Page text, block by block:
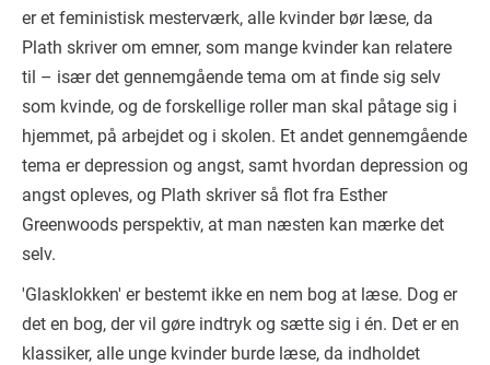
er et feministisk mesterværk, alle kvinder bør læse, da
Plath skriver om emner, som mange kvinder kan relatere
til – især det gennemgående tema om at finde sig selv
som kvinde, og de forskellige roller man skal påtage sig i
hjemmet, på arbejdet og i skolen. Et andet gennemgående
tema er depression og angst, samt hvordan depression og
angst opleves, og Plath skriver så flot fra Esther
Greenwoods perspektiv, at man næsten kan mærke det
selv.
'Glasklokken' er bestemt ikke en nem bog at læse. Dog er
det en bog, der vil gøre indtryk og sætte sig i én. Det er en
klassiker, alle unge kvinder burde læse, da indholdet